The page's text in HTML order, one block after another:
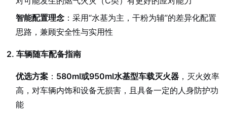
智能配置理念 ：采用“水基为主，干粉为辅”的差异化配置
思路，兼顾安全性与实用性
2. 车辆随车配备指南
优选方案 ： 580ml或950ml水基型车载灭火器 ，灭火效率
高，对车辆内饰和设备无损害，且具备一定的人身防护功
能